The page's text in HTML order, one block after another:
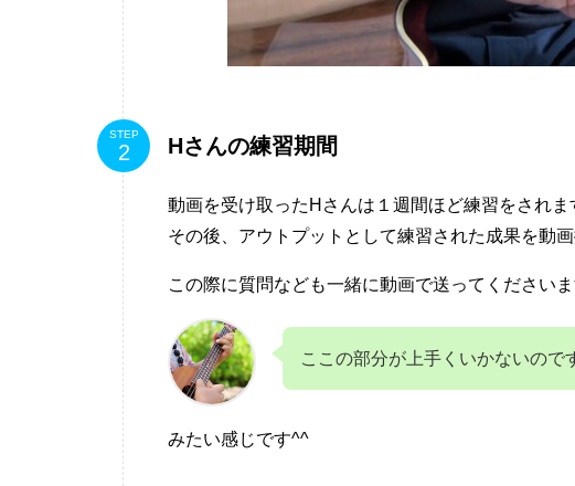
STEP Hさんの練習期間
動画を受け取ったHさんは１週間ほど練習をされま
その後、アウトプットとして練習された成果を動
この際に質問なども一緒に動画で送ってください
ここの部分が上手くいかないので
みたい感じです^^